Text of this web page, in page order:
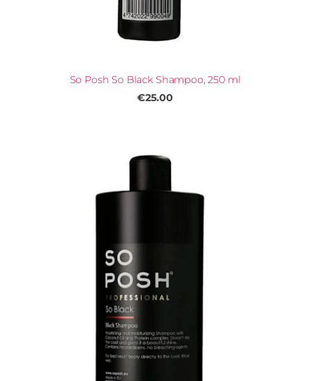
So Posh So Black Shampoo, 250 ml
€25.00